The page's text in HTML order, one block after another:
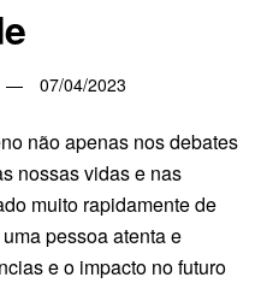
07/04/2023
não apenas nos debates
nossas vidas e nas
muito rapidamente de
pessoa atenta e
e o impacto no futuro